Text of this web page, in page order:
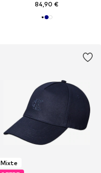
84,90 €
Mixte